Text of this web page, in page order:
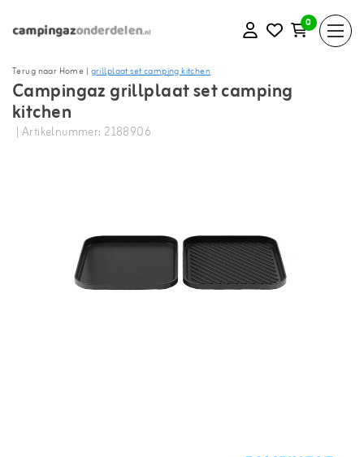
0
Terug naar Home | grillplaat set camping kitchen
Campingaz grillplaat set camping
kitchen
| Artikelnummer: 2188906